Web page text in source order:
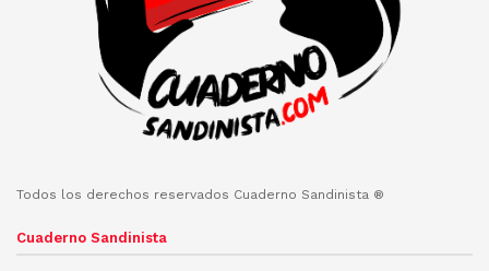
Todos los derechos reservados Cuaderno Sandinista ®
Cuaderno Sandinista